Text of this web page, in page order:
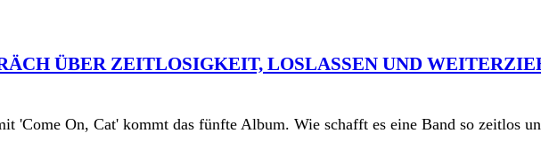
ÜBER ZEITLOSIGKEIT, LOSLASSEN UND
'Come On, Cat' kommt das fünfte Album. Wie schafft es eine Band so zeitlos